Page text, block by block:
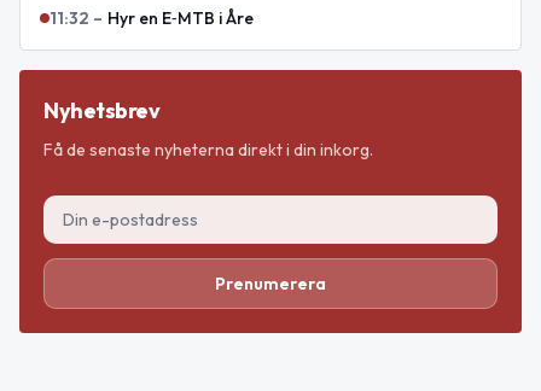
11:32 – Hyr en E‑MTB i Åre
Nyhetsbrev
Få de senaste nyheterna direkt i din inkorg.
Prenumerera